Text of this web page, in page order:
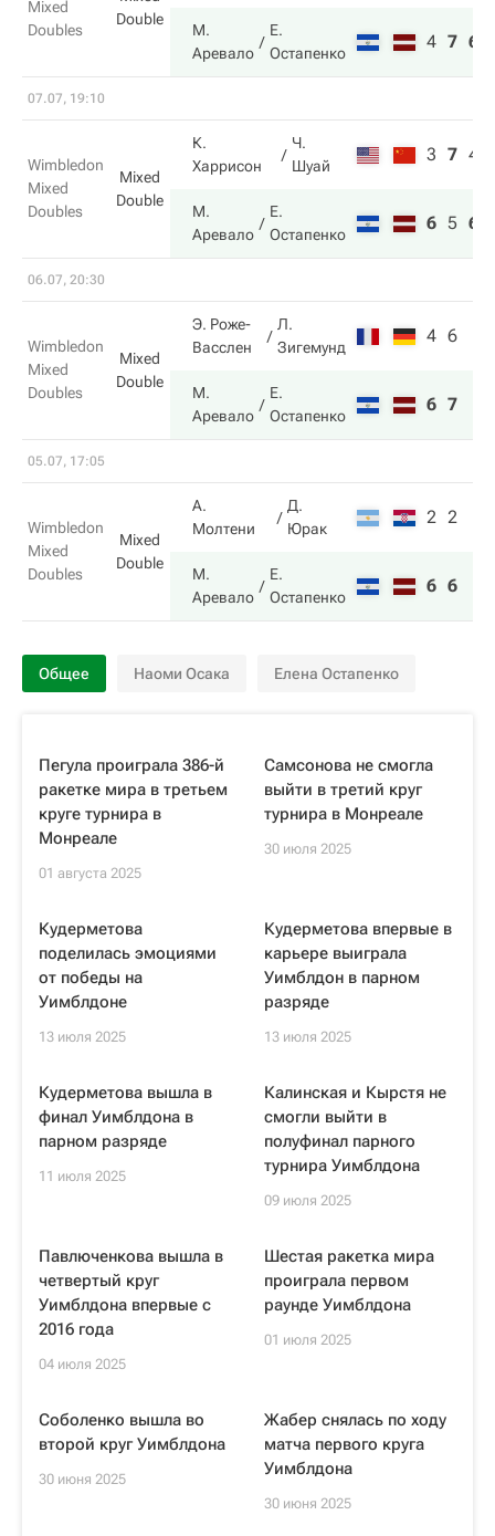
Mixed
Doubles
Double
М.
Аревало
Е.
Остапенко
4 7 6
07.07, 19:10
Wimbledon
Mixed
Doubles
Mixed
Double
К.
Харрисон
Ч.
Шуай
3 7 4
М.
Аревало
Е.
Остапенко
6 5 6
06.07, 20:30
Wimbledon
Mixed
Doubles
Mixed
Double
Э. Роже-
Васслен
Л.
Зигемунд
4 6
М.
Аревало
Е.
Остапенко
6 7
05.07, 17:05
Wimbledon
Mixed
Doubles
Mixed
Double
А.
Молтени
Д.
Юрак
2 2
М.
Аревало
Е.
Остапенко
6 6
Общее Наоми Осака Елена Остапенко
Пегула проиграла 386-й
ракетке мира в третьем
круге турнира в
Монреале
01 августа 2025
Самсонова не смогла
выйти в третий круг
турнира в Монреале
30 июля 2025
Кудерметова
поделилась эмоциями
от победы на
Уимблдоне
13 июля 2025
Кудерметова впервые в
карьере выиграла
Уимблдон в парном
разряде
13 июля 2025
Кудерметова вышла в
финал Уимблдона в
парном разряде
11 июля 2025
Калинская и Кырстя не
смогли выйти в
полуфинал парного
турнира Уимблдона
09 июля 2025
Павлюченкова вышла в
четвертый круг
Уимблдона впервые с
2016 года
04 июля 2025
Шестая ракетка мира
проиграла первом
раунде Уимблдона
01 июля 2025
Соболенко вышла во
второй круг Уимблдона
30 июня 2025
Жабер снялась по ходу
матча первого круга
Уимблдона
30 июня 2025